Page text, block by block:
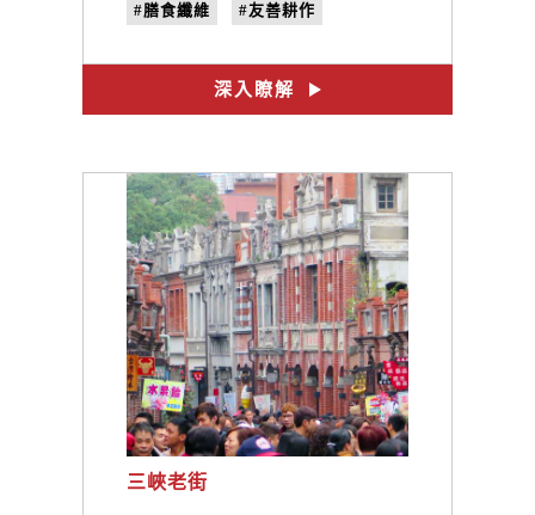
#膳食纖維 #友善耕作
#豆渣餅
深入瞭解
三峽老街